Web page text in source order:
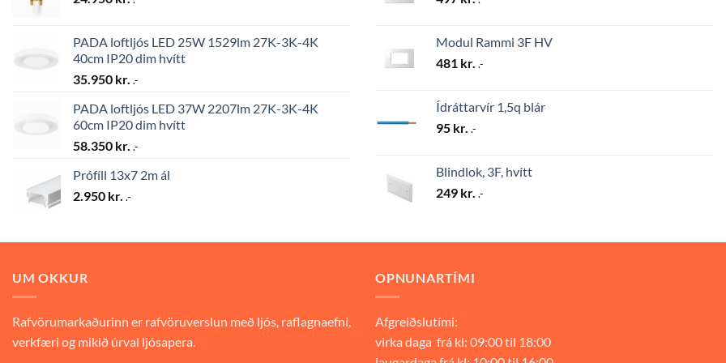
PADA loftljós LED 25W 1529lm 27K-3K-4K
40cm IP20 dim hvítt
35.950 kr. .-
PADA loftljós LED 37W 2207lm 27K-3K-4K
60cm IP20 dim hvítt
58.350 kr. .-
Prófíll 13x7 2m ál
2.950 kr. .-
Modul Rammi 3F HV
481 kr. .-
Ídráttarvír 1,5q blár
95 kr. .-
Blindlok, 3F, hvítt
249 kr. .-
UM OKKUR
Rafvörumarkaðurinn er rafvöruverslun með ljós, raflagnaefni,
verkfæri og mikið úrval ljósapera.
OPNUNARTÍMI
Afgreiðslutími:
virka daga frá kl: 09:00 til 18:00